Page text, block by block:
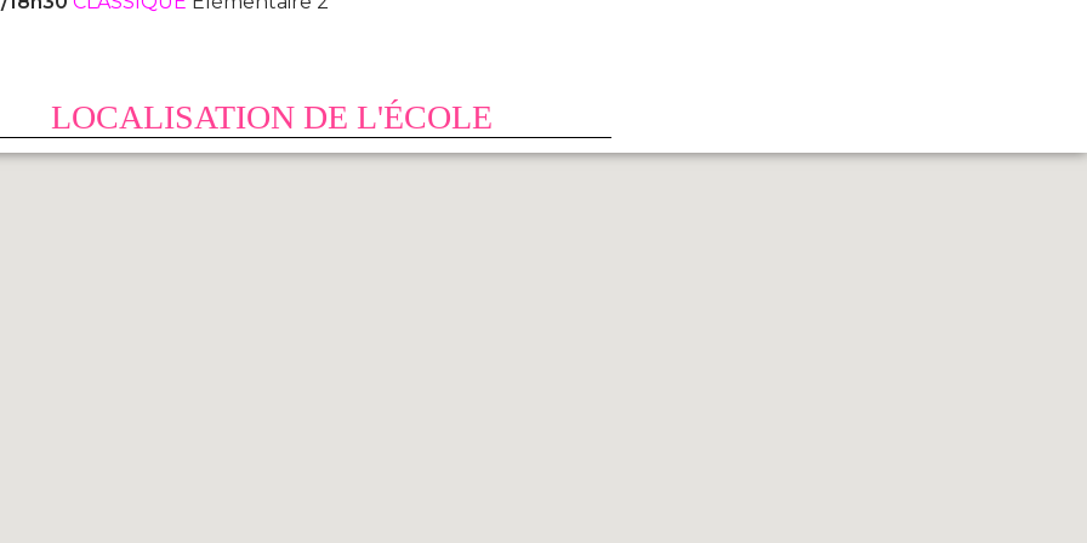
LOCALISATION DE L'ÉCOLE